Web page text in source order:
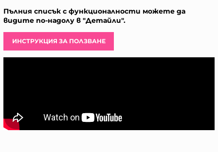
Пълния списък с функционалности можете да
видите по-надолу в "Детайли".
ИНСТРУКЦИЯ ЗА ПОЛЗВАНЕ